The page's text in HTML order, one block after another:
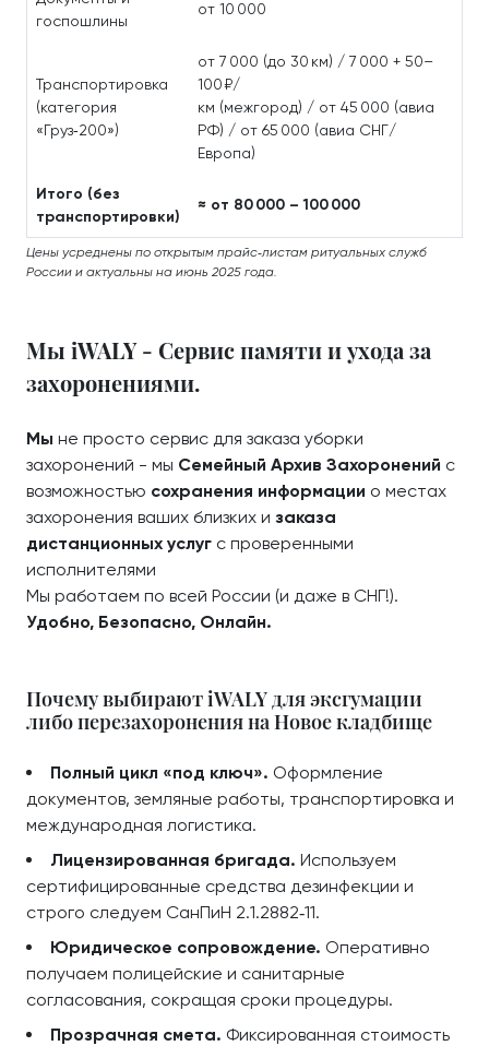
госпошлины
от 10 000
Транспортировка
(категория
«Груз‑200»)
от 7 000 (до 30 км) / 7 000 + 50–
100 ₽/
км (межгород) / от 45 000 (авиа
РФ) / от 65 000 (авиа СНГ/
Европа)
Итого (без
транспортировки)
≈ от 80 000 – 100 000
Цены усреднены по открытым прайс‑листам ритуальных служб
России и актуальны на июнь 2025 года.
Мы iWALY - Сервис памяти и ухода за
захоронениями.
Мы не просто сервис для заказа уборки
захоронений - мы Семейный Архив Захоронений с
возможностью сохранения информации о местах
захоронения ваших близких и заказа
дистанционных услуг с проверенными
исполнителями
Мы работаем по всей России (и даже в СНГ!).
Удобно, Безопасно, Онлайн.
Почему выбирают iWALY для эксгумации
либо перезахоронения на Новое кладбище
Полный цикл «под ключ». Оформление
документов, земляные работы, транспортировка и
международная логистика.
Лицензированная бригада. Используем
сертифицированные средства дезинфекции и
строго следуем СанПиН 2.1.2882‑11.
Юридическое сопровождение. Оперативно
получаем полицейские и санитарные
согласования, сокращая сроки процедуры.
Прозрачная смета. Фиксированная стоимость